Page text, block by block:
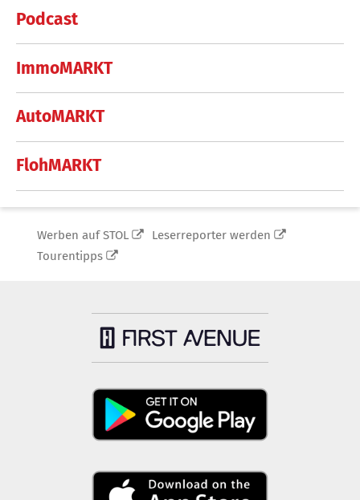
Podcast
ImmoMARKT
AutoMARKT
FlohMARKT
Werben auf STOL
Leserreporter werden
Tourentipps